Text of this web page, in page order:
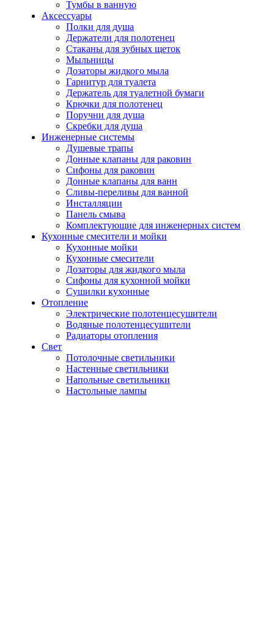
Тумбы в ванную
Аксессуары
Полки для душа
Держатели для полотенец
Стаканы для зубных щеток
Мыльницы
Дозаторы жидкого мыла
Гарнитур для туалета
Держатель для туалетной бумаги
Крючки для полотенец
Поручни для душа
Скребки для душа
Инженерные системы
Душевые трапы
Донные клапаны для раковин
Сифоны для раковин
Донные клапаны для ванн
Сливы-переливы для ванной
Инсталляции
Панель смыва
Комплектующие для инженерных систем
Кухонные смесители и мойки
Кухонные мойки
Кухонные смесители
Дозаторы для жидкого мыла
Сифоны для кухонной мойки
Сушилки кухонные
Отопление
Электрические полотенцесушители
Водяные полотенцесушители
Радиаторы отопления
Свет
Потолочные светильники
Настенные светильники
Напольные светильники
Настольные лампы